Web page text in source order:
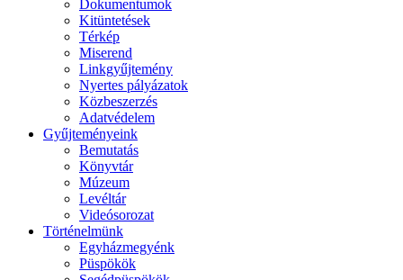
Dokumentumok
Kitüntetések
Térkép
Miserend
Linkgyűjtemény
Nyertes pályázatok
Közbeszerzés
Adatvédelem
Gyűjteményeink
Bemutatás
Könyvtár
Múzeum
Levéltár
Videósorozat
Történelmünk
Egyházmegyénk
Püspökök